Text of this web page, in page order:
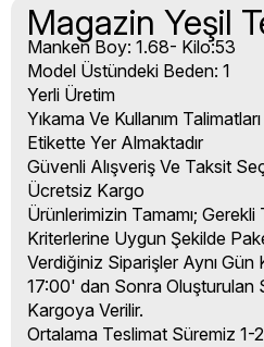
Magazin Yeşil
Manken Boy: 1.68- Kilo:53
Model Üstündeki Beden: 1
Yerli Üretim
Yıkama Ve Kullanım
Etikette Yer Almaktadır
Güvenli Alışveriş Ve Taksit
Ücretsiz Kargo
Ürünlerimizin Tamamı;
Kriterlerine Uygun Şekilde
Verdiğiniz Siparişler Aynı Gün
17:00' dan Sonra Oluşturulan
Kargoya Verilir.
Ortalama Teslimat Süremiz 1-